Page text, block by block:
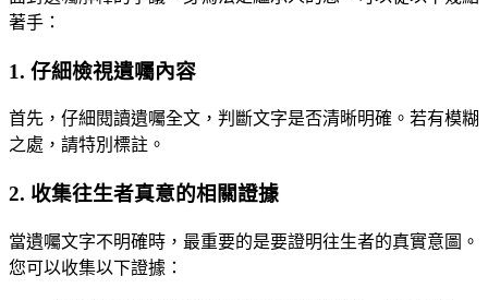
著手：
1. 仔細檢視遺囑內容
首先，仔細閱讀遺囑全文，判斷文字是否清晰明確。若有模糊
之處，請特別標註。
2. 收集往生者真意的相關證據
當遺囑文字不明確時，最重要的是要證明往生者的真實意圖。
您可以收集以下證據：